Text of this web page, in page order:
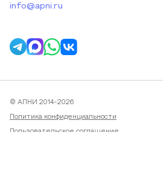
info@apni.ru
© АПНИ 2014-2026
Политика конфиденциальности
Пользовательское соглашение